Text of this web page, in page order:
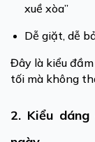
xuề xòa”
Dễ giặt, dễ
Đây là kiểu
tối mà không
2. Kiểu